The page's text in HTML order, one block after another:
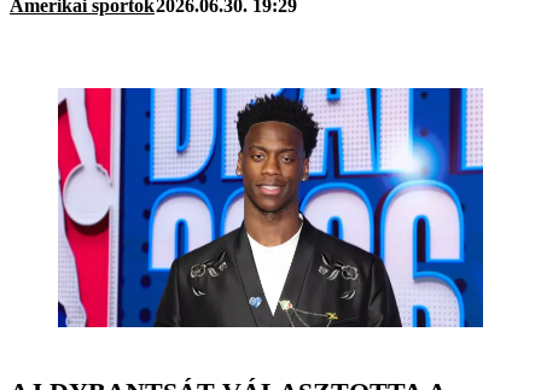
Amerikai sportok2026.06.30. 19:29